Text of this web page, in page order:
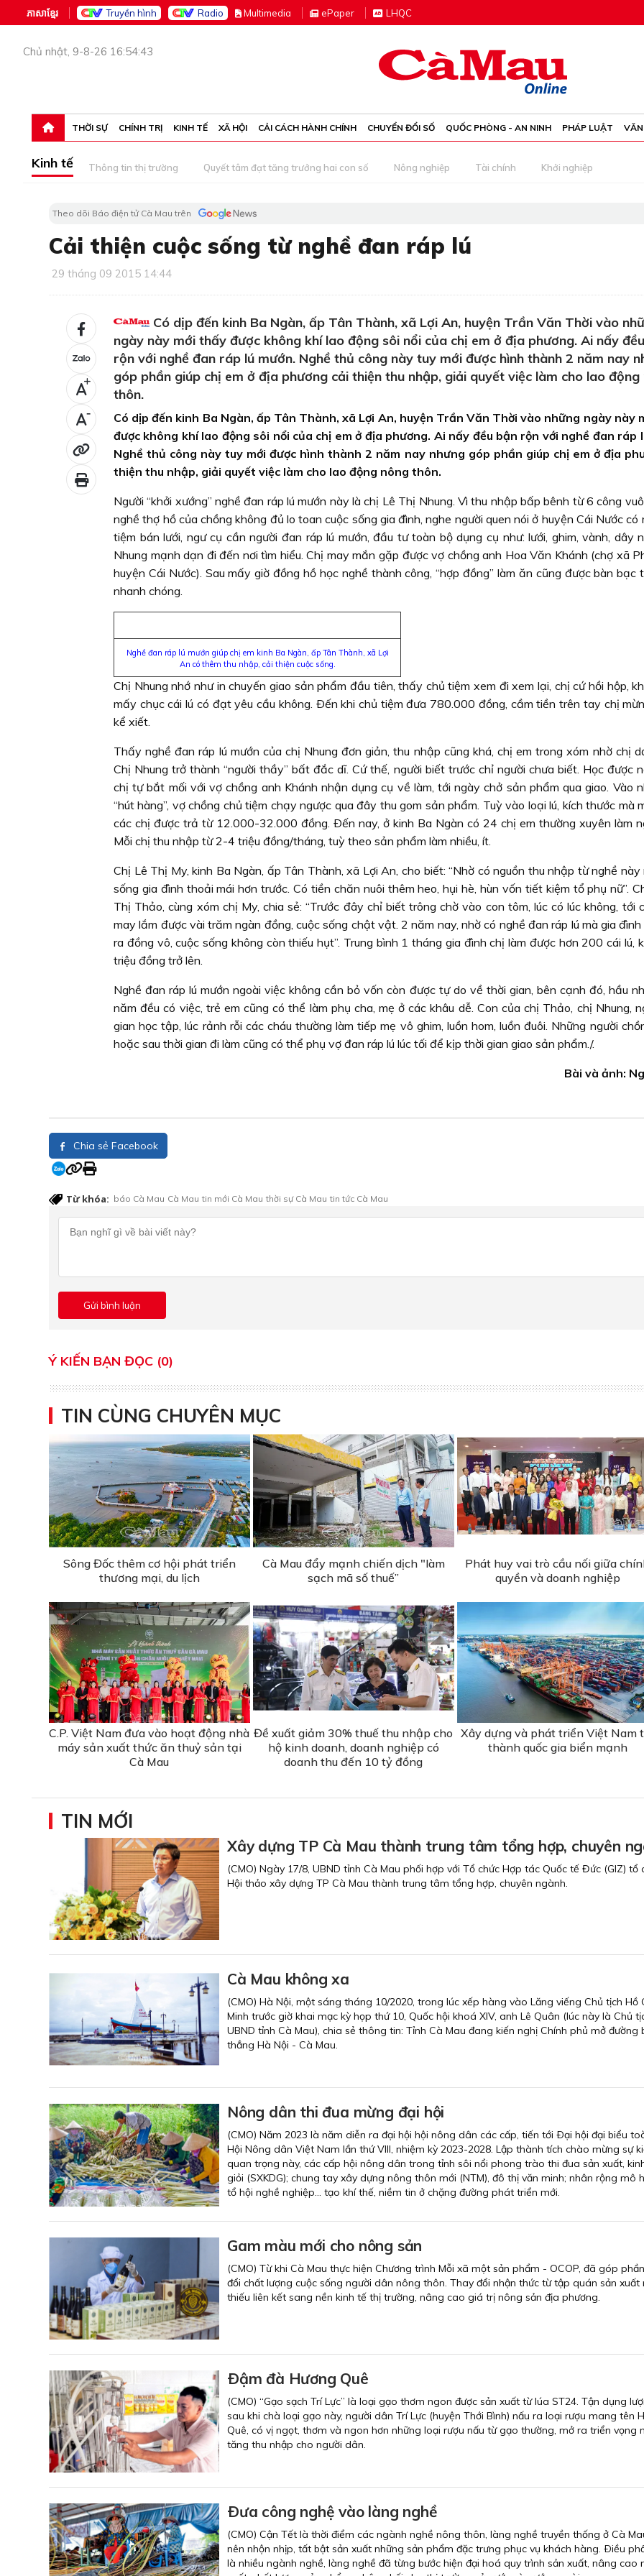
ភាសាខ្មែរ Truyền hình Radio Multimedia ePaper LHQC
Chủ nhật, 9-8-26 16:54:43
THỜI SỰ CHÍNH TRỊ KINH TẾ XÃ HỘI CẢI CÁCH HÀNH CHÍNH CHUYỂN ĐỔI SỐ QUỐC PHÒNG - AN NINH PHÁP LUẬT
Kinh tế Thông tin thị trường Quyết tâm đạt tăng trưởng hai con số Nông nghiệp Tài chính Khởi nghiệp
Theo dõi Báo điện tử Cà Mau trên
Cải thiện cuộc sống từ nghề đan ráp lú
29 tháng 09 2015 14:44
+
-
Có dịp đến kinh Ba Ngàn, ấp Tân Thành, xã Lợi An, huyện Trần Văn Thời vào
ngày này mới thấy được không khí lao động sôi nổi của chị em ở địa phương. Ai nấy
rộn với nghề đan ráp lú mướn. Nghề thủ công này tuy mới được hình thành 2 năm nay
góp phần giúp chị em ở địa phương cải thiện thu nhập, giải quyết việc làm cho lao động
thôn.
Có dịp đến kinh Ba Ngàn, ấp Tân Thành, xã Lợi An, huyện Trần Văn Thời vào những ngày này
được không khí lao động sôi nổi của chị em ở địa phương. Ai nấy đều bận rộn với nghề đan ráp
Nghề thủ công này tuy mới được hình thành 2 năm nay nhưng góp phần giúp chị em ở địa
thiện thu nhập, giải quyết việc làm cho lao động nông thôn.
Người “khởi xướng” nghề đan ráp lú mướn này là chị Lê Thị Nhung. Vì thu nhập bấp bênh từ 6 công
nghề thợ hồ của chồng không đủ lo toan cuộc sống gia đình, nghe người quen nói ở huyện Cái Nước có
tiệm bán lưới, ngư cụ cần người đan ráp lú mướn, đầu tư toàn bộ dụng cụ như: lưới, ghim, vành, dây
Nhung mạnh dạn đi đến nơi tìm hiểu. Chị may mắn gặp được vợ chồng anh Hoa Văn Khánh (chợ xã
huyện Cái Nước). Sau mấy giờ đồng hồ học nghề thành công, “hợp đồng” làm ăn cũng được bàn bạc
nhanh chóng.
Nghề đan ráp lú mướn giúp chị em kinh Ba Ngàn, ấp Tân Thành, xã Lợi
An có thêm thu nhập, cải thiện cuộc sống.
Chị Nhung nhớ như in chuyến giao sản phẩm đầu tiên, thấy chủ tiệm xem đi xem lại, chị cứ hồi hộp,
mấy chục cái lú có đạt yêu cầu không. Ðến khi chủ tiệm đưa 780.000 đồng, cầm tiền trên tay chị
kể xiết.
Thấy nghề đan ráp lú mướn của chị Nhung đơn giản, thu nhập cũng khá, chị em trong xóm nhờ chị
Chị Nhung trở thành “người thầy” bất đắc dĩ. Cứ thế, người biết trước chỉ người chưa biết. Học được
chị tự bắt mối với vợ chồng anh Khánh nhận dụng cụ về làm, tới ngày chở sản phẩm qua giao. Vào
“hút hàng”, vợ chồng chủ tiệm chạy ngược qua đây thu gom sản phẩm. Tuỳ vào loại lú, kích thước mà
các chị được trả từ 12.000-32.000 đồng. Ðến nay, ở kinh Ba Ngàn có 24 chị em thường xuyên làm
Mỗi chị thu nhập từ 2-4 triệu đồng/tháng, tuỳ theo sản phẩm làm nhiều, ít.
Chị Lê Thị My, kinh Ba Ngàn, ấp Tân Thành, xã Lợi An, cho biết: “Nhờ có nguồn thu nhập từ nghề này
sống gia đình thoải mái hơn trước. Có tiền chăn nuôi thêm heo, hụi hè, hùn vốn tiết kiệm tổ phụ nữ”.
Thị Thảo, cùng xóm chị My, chia sẻ: “Trước đây chỉ biết trông chờ vào con tôm, lúc có lúc không, tới
may lắm được vài trăm ngàn đồng, cuộc sống chật vật. 2 năm nay, nhờ có nghề đan ráp lú mà gia
ra đồng vô, cuộc sống không còn thiếu hụt”. Trung bình 1 tháng gia đình chị làm được hơn 200 cái lú,
triệu đồng trở lên.
Nghề đan ráp lú mướn ngoài việc không cần bỏ vốn còn được tự do về thời gian, bên cạnh đó, hầu
năm đều có việc, trẻ em cũng có thể làm phụ cha, mẹ ở các khâu dễ. Con của chị Thảo, chị Nhung,
gian học tập, lúc rảnh rỗi các cháu thường làm tiếp mẹ vô ghim, luồn hom, luồn đuôi. Những người
hoặc sau thời gian đi làm cũng có thể phụ vợ đan ráp lú lúc tối để kịp thời gian giao sản phẩm./.
Bài và ảnh:
Chia sẻ Facebook
Từ khóa: báo Cà Mau Cà Mau tin mới Cà Mau thời sự Cà Mau tin tức Cà Mau
Ý KIẾN BẠN ĐỌC (0)
TIN CÙNG CHUYÊN MỤC
Sông Đốc thêm cơ hội phát triển
thương mại, du lịch
Cà Mau đẩy mạnh chiến dịch "làm
sạch mã số thuế”
Phát huy vai trò cầu nối giữa
quyền và doanh nghiệp
C.P. Việt Nam đưa vào hoạt động nhà
máy sản xuất thức ăn thuỷ sản tại
Cà Mau
Đề xuất giảm 30% thuế thu nhập cho
hộ kinh doanh, doanh nghiệp có
doanh thu đến 10 tỷ đồng
Xây dựng và phát triển Việt Nam
thành quốc gia biển mạnh
TIN MỚI
Xây dựng TP Cà Mau thành trung tâm tổng hợp, chuyên
(CMO) Ngày 17/8, UBND tỉnh Cà Mau phối hợp với Tổ chức Hợp tác Quốc tế Đức (GIZ) tổ
Hội thảo xây dựng TP Cà Mau thành trung tâm tổng hợp, chuyên ngành.
Cà Mau không xa
(CMO) Hà Nội, một sáng tháng 10/2020, trong lúc xếp hàng vào Lăng viếng Chủ tịch Hồ
Minh trước giờ khai mạc kỳ họp thứ 10, Quốc hội khoá XIV, anh Lê Quân (lúc này là Chủ
UBND tỉnh Cà Mau), chia sẻ thông tin: Tỉnh Cà Mau đang kiến nghị Chính phủ mở đường
thẳng Hà Nội - Cà Mau.
Nông dân thi đua mừng đại hội
(CMO) Năm 2023 là năm diễn ra đại hội hội nông dân các cấp, tiến tới Ðại hội đại biểu
Hội Nông dân Việt Nam lần thứ VIII, nhiệm kỳ 2023-2028. Lập thành tích chào mừng sự
quan trọng này, các cấp hội nông dân trong tỉnh sôi nổi phong trào thi đua sản xuất,
giỏi (SXKDG); chung tay xây dựng nông thôn mới (NTM), đô thị văn minh; nhân rộng mô
tổ hội nghề nghiệp... tạo khí thế, niềm tin ở chặng đường phát triển mới.
Gam màu mới cho nông sản
(CMO) Từ khi Cà Mau thực hiện Chương trình Mỗi xã một sản phẩm - OCOP, đã góp
đổi chất lượng cuộc sống người dân nông thôn. Thay đổi nhận thức từ tập quán sản xuất
thiếu liên kết sang nền kinh tế thị trường, nâng cao giá trị nông sản địa phương.
Ðậm đà Hương Quê
(CMO) “Gạo sạch Trí Lực” là loại gạo thơm ngon được sản xuất từ lúa ST24. Tận dụng
sau khi chà loại gạo này, người dân Trí Lực (huyện Thới Bình) nấu ra loại rượu mang tên
Quê, có vị ngọt, thơm và ngon hơn những loại rượu nấu từ gạo thường, mở ra triển vọng
tăng thu nhập cho người dân.
Ðưa công nghệ vào làng nghề
(CMO) Cận Tết là thời điểm các ngành nghề nông thôn, làng nghề truyền thống ở Cà
nên nhộn nhịp, tất bật sản xuất những sản phẩm đặc trưng phục vụ khách hàng. Ðiều
là nhiều ngành nghề, làng nghề đã từng bước hiện đại hoá quy trình sản xuất, nâng cao